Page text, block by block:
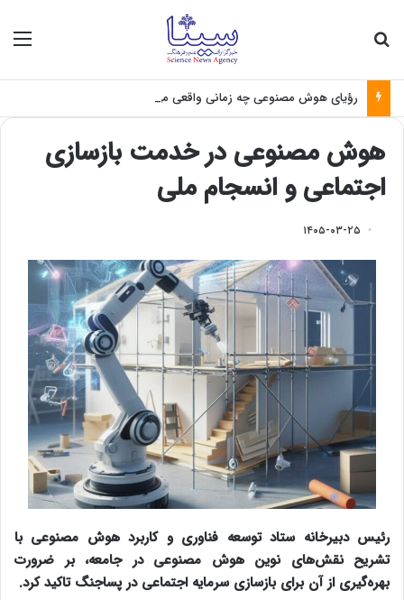
رؤیای هوش مصنوعی چه زمانی واقعی می‌شود؟
هوش مصنوعی در خدمت بازسازی
اجتماعی و انسجام ملی
۱۴۰۵-۰۳-۲۵
رئیس دبیرخانه ستاد توسعه فناوری و کاربرد هوش مصنوعی با
تشریح نقش‌های نوین هوش مصنوعی در جامعه، بر ضرورت
بهره‌گیری از آن برای بازسازی سرمایه اجتماعی در پساجنگ تاکید کرد.